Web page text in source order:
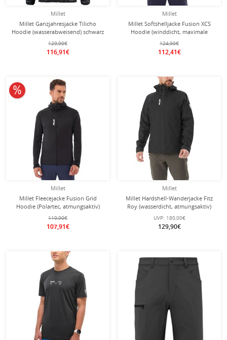
Millet
Millet Ganzjahresjacke Tilicho
Hoodie (wasserabweisend) schwarz
Herren
129,90€
116,91€
Millet
Millet Softshelljacke Fusion XCS
Hoodie (winddicht, maximale
Bewegungsfreiheit) hellblau/saphir
Herren
124,90€
112,41€
Millet
Millet Fleecejacke Fusion Grid
Hoodie (Polartec, atmungsaktiv)
schwarz Herren
119,90€
107,91€
10% reduziert
Millet
Millet Hardshell-Wanderjacke Fitz
Roy (wasserdicht, atmungsaktiv)
schwarz Herren
UVP: 180,00€
129,90€